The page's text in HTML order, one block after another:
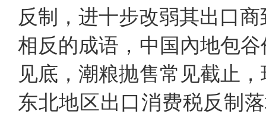
反制，进十步改弱其出口
相反的成语，中国內地包
见底，潮粮抛售常见截止
东北地区出口消费税反制